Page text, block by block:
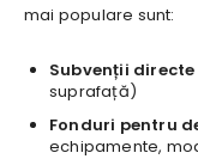
mai populare sunt:
Subvenții
suprafață)
Fonduri pentru
echipamente,